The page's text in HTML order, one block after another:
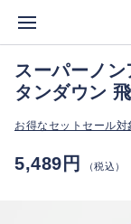
スーパーノ
タンダウン
お得なセットセール対
5,489円 （税込）